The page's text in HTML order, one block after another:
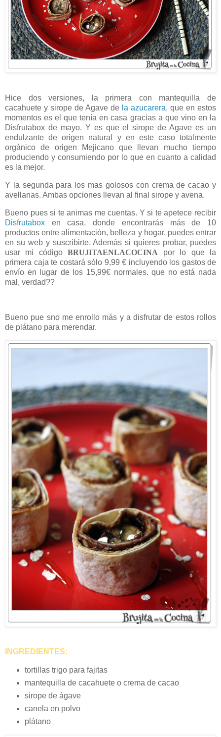
Hice dos versiones, la primera con mantequilla de
cacahuete y sirope de Agave de la azucarera, que en estos
momentos es el que tenía en casa gracias a que vino en la
Disfrutabox de mayo. Y es que el sirope de Agave es un
endulzante de origen natural y en este caso totalmente
orgánico de origen Mejicano que llevan mucho tiempo
produciendo y consumiendo por lo que en cuanto a calidad
es la mejor.
Y la segunda para los mas golosos con crema de cacao y
avellanas. Ambas opciones llevan al final sirope y avena.
Bueno pues si te animas me cuentas. Y si te apetece recibir
Disfrutabox en casa, donde encontrarás más de 10
productos entre alimentación, belleza y hogar, puedes entrar
en su web y suscribirte. Además si quieres probar, puedes
usar mi códigoBRUJITAENLACOCINA por lo que la
primera caja te costará sólo 9,99 € incluyendo los gastos de
envío en lugar de los 15,99€ normales. que no está nada
mal, verdad??
Bueno pue sno me enrollo más y a disfrutar de estos rollos
de plátano para merendar.
INGREDIENTES:
tortillas trigo para fajitas
mantequilla de cacahuete o crema de cacao
sirope de ágave
canela en polvo
plátano